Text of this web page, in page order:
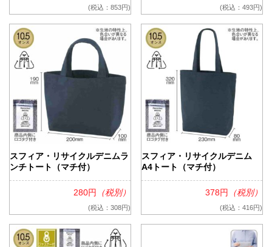
(税込：853円) (税込：493円)
スフィア・リサイクルデニムラ
ンチトート（マチ付）
280円 （税別）
(税込：308円)
スフィア・リサイクルデニム
A4トート（マチ付）
378円 （税別）
(税込：416円)